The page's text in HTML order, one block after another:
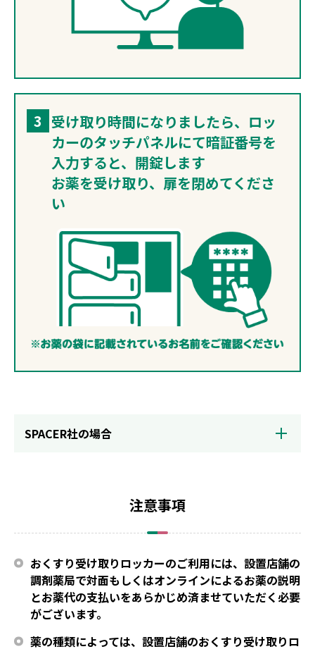
3 受け取り時間になりましたら、ロッ
カーのタッチパネルにて暗証番号を
入力すると、開錠します
お薬を受け取り、扉を閉めてくださ
い
SPACER社の場合
注意事項
おくすり受け取りロッカーのご利用には、設置店舗の
調剤薬局で対面もしくはオンラインによるお薬の説明
とお薬代の支払いをあらかじめ済ませていただく必要
がございます。
薬の種類によっては、設置店舗のおくすり受け取りロ